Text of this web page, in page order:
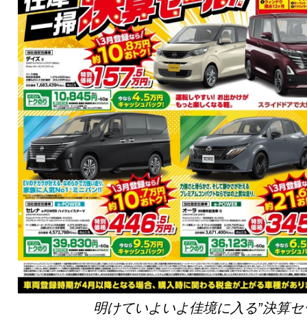
明けていよいよ佳境に入る”決算